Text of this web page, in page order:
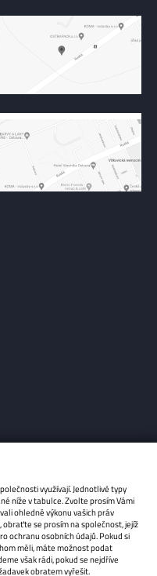
Všechna práva vyhrazena.
využívají. Jednotlivé typy
níže v tabulce. Zvolte prosím Vámi
ohledně výkonu vašich práv
se prosím na společnost, jejíž
ochranu osobních údajů. Pokud si
měli, máte možnost podat
však rádi, pokud se nejdříve
obratem vyřešit.